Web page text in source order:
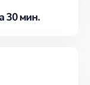
30 мин.